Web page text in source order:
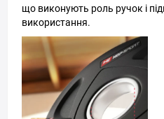
що виконують роль ручок і
використання.